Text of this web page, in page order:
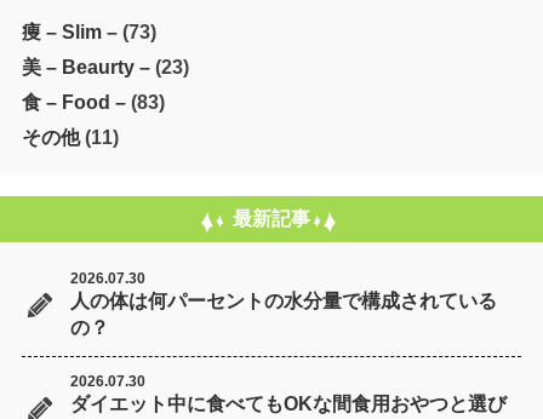
痩 – Slim –(73)
美 – Beaurty –(23)
食 – Food –(83)
その他(11)
最新記事
2026.07.30
人の体は何パーセントの水分量で構成されている
の？
2026.07.30
ダイエット中に食べてもOKな間食用おやつと選び